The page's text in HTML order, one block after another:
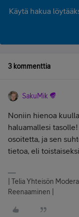
Käytä hakua
3 kommenttia
SakuMik
Noniin hienoa
haluamallesi
osoitetta, ja sen
tietoa, eli
| Telia Yhteisön
Reenaaminen |